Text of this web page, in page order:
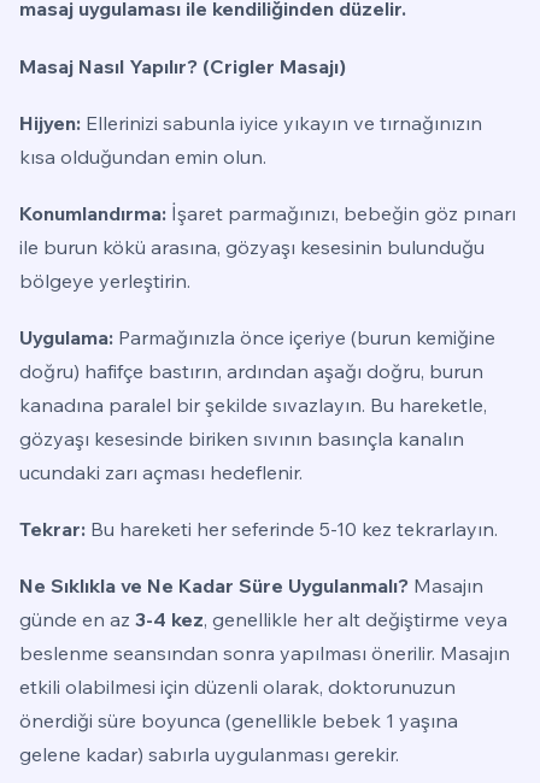
masaj uygulaması ile kendiliğinden düzelir.
Masaj Nasıl Yapılır? (Crigler Masajı)
Hijyen: Ellerinizi sabunla iyice yıkayın ve tırnağınızın
kısa olduğundan emin olun.
Konumlandırma: İşaret parmağınızı, bebeğin göz pınarı
ile burun kökü arasına, gözyaşı kesesinin bulunduğu
bölgeye yerleştirin.
Uygulama: Parmağınızla önce içeriye (burun kemiğine
doğru) hafifçe bastırın, ardından aşağı doğru, burun
kanadına paralel bir şekilde sıvazlayın. Bu hareketle,
gözyaşı kesesinde biriken sıvının basınçla kanalın
ucundaki zarı açması hedeflenir.
Tekrar: Bu hareketi her seferinde 5-10 kez tekrarlayın.
Ne Sıklıkla ve Ne Kadar Süre Uygulanmalı? Masajın
günde en az 3-4 kez, genellikle her alt değiştirme veya
beslenme seansından sonra yapılması önerilir. Masajın
etkili olabilmesi için düzenli olarak, doktorunuzun
önerdiği süre boyunca (genellikle bebek 1 yaşına
gelene kadar) sabırla uygulanması gerekir.